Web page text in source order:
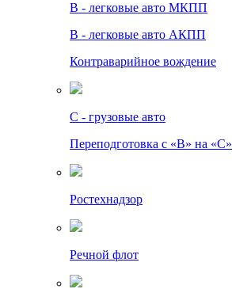
B - легковые авто МКПП
B - легковые авто АКПП
Контраварийное вождение
C - грузовые авто
Переподготовка с «В» на «С»
Ростехнадзор
Речной флот